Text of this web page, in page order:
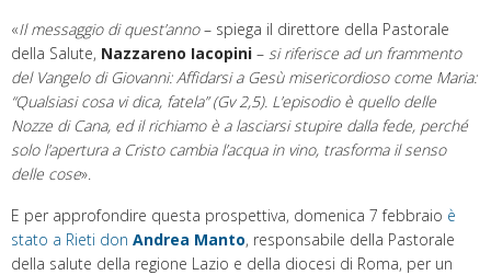
«Il messaggio di quest’anno– spiega il direttore della Pastorale
della Salute, Nazzareno Iacopini – si riferisce ad un frammento
del Vangelo di Giovanni: Affidarsi a Gesù misericordioso come Maria:
“Qualsiasi cosa vi dica, fatela” (Gv 2,5). L’episodio è quello delle
Nozze di Cana, ed il richiamo è a lasciarsi stupire dalla fede, perché
solo l’apertura a Cristo cambia l’acqua in vino, trasforma il senso
delle cose».
E per approfondire questa prospettiva, domenica 7 febbraio è
stato a Rieti don Andrea Manto, responsabile della Pastorale
della salute della regione Lazio e della diocesi di Roma, per un